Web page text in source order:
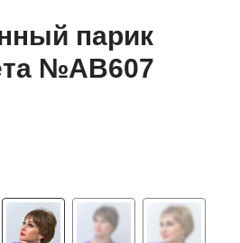
парик
№AB607